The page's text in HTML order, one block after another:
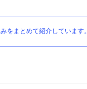
をまとめて紹介しています。